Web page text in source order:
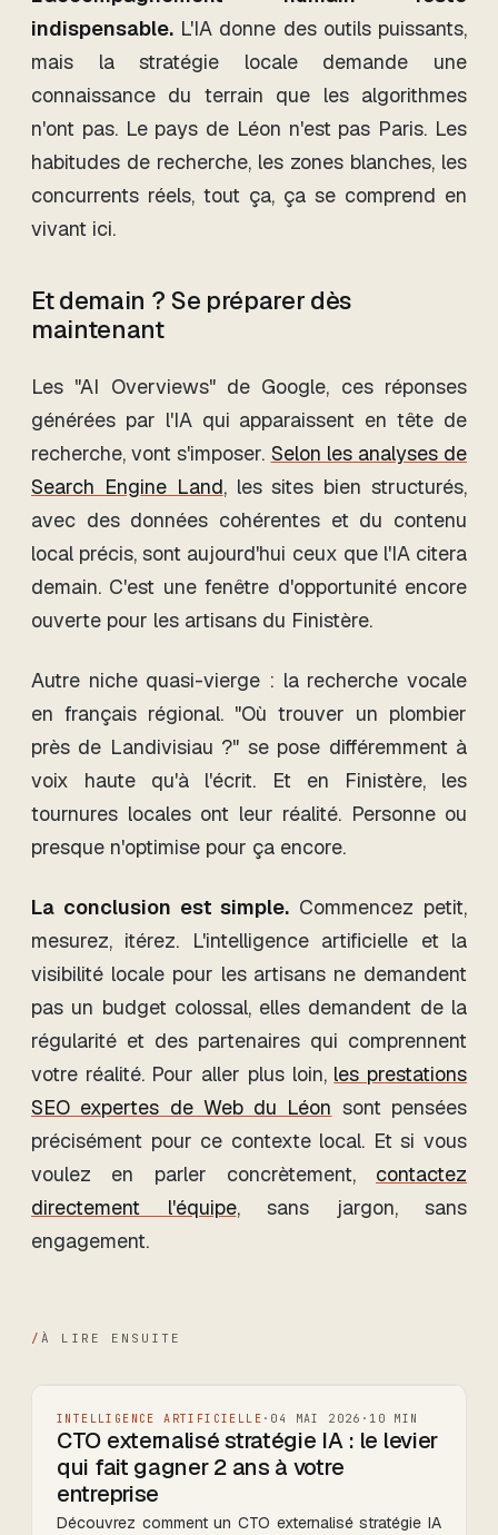
indispensable. L'IA donne des outils puissants,
mais la stratégie locale demande une
connaissance du terrain que les algorithmes
n'ont pas. Le pays de Léon n'est pas Paris. Les
habitudes de recherche, les zones blanches, les
concurrents réels, tout ça, ça se comprend en
vivant ici.
Et demain ? Se préparer dès
maintenant
Les "AI Overviews" de Google, ces réponses
générées par l'IA qui apparaissent en tête de
recherche, vont s'imposer. Selon les analyses de
Search Engine Land, les sites bien structurés,
avec des données cohérentes et du contenu
local précis, sont aujourd'hui ceux que l'IA citera
demain. C'est une fenêtre d'opportunité encore
ouverte pour les artisans du Finistère.
Autre niche quasi-vierge : la recherche vocale
en français régional. "Où trouver un plombier
près de Landivisiau ?" se pose différemment à
voix haute qu'à l'écrit. Et en Finistère, les
tournures locales ont leur réalité. Personne ou
presque n'optimise pour ça encore.
La conclusion est simple. Commencez petit,
mesurez, itérez. L'intelligence artificielle et la
visibilité locale pour les artisans ne demandent
pas un budget colossal, elles demandent de la
régularité et des partenaires qui comprennent
votre réalité. Pour aller plus loin, les prestations
SEO expertes de Web du Léon sont pensées
précisément pour ce contexte local. Et si vous
voulez en parler concrètement, contactez
directement l'équipe, sans jargon, sans
engagement.
/ À LIRE ENSUITE
INTELLIGENCE ARTIFICIELLE · 04 MAI 2026 · 10 MIN
CTO externalisé stratégie IA : le levier
qui fait gagner 2 ans à votre
entreprise
Découvrez comment un CTO externalisé stratégie IA